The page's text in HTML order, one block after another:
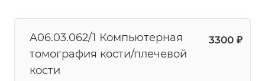
A06.03.062/1 Компьютерная
томография кости/плечевой
кости
3300 ₽